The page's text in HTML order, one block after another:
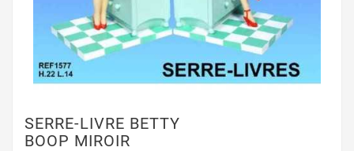
SERRE-LIVRE BETTY
BOOP MIROIR